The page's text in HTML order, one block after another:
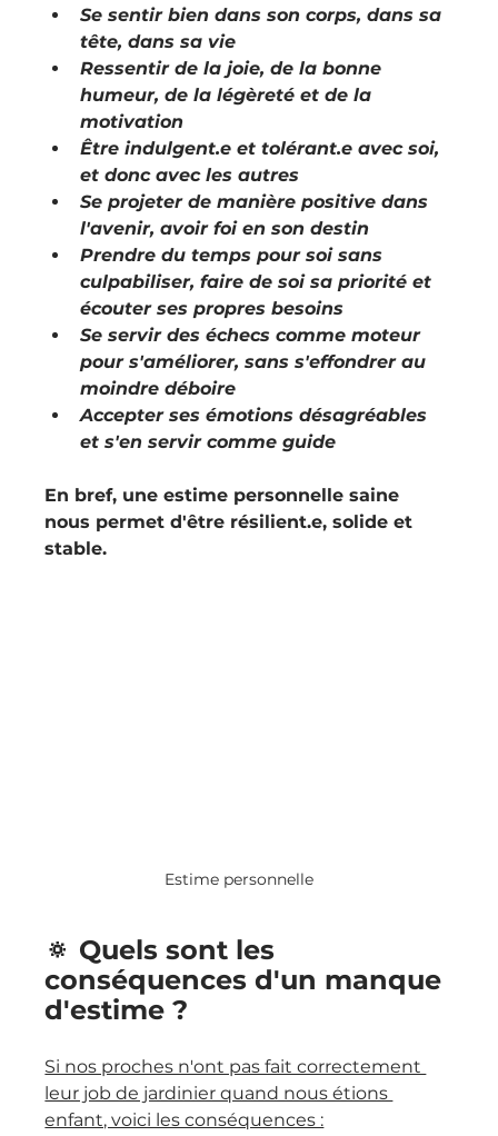
Se sentir bien dans son corps, dans sa
tête, dans sa vie
Ressentir de la joie, de la bonne
humeur, de la légèreté et de la
motivation
Être indulgent.e et tolérant.e avec soi,
et donc avec les autres
Se projeter de manière positive dans
l'avenir, avoir foi en son destin
Prendre du temps pour soi sans
culpabiliser, faire de soi sa priorité et
écouter ses propres besoins
Se servir des échecs comme moteur
pour s'améliorer, sans s'effondrer au
moindre déboire
Accepter ses émotions désagréables
et s'en servir comme guide
En bref, une estime personnelle saine
nous permet d'être résilient.e, solide et
stable.
Estime personnelle
🔅 Quels sont les
conséquences d'un manque
d'estime ?
Si nos proches n'ont pas fait correctement
leur job de jardinier quand nous étions
enfant, voici les conséquences :